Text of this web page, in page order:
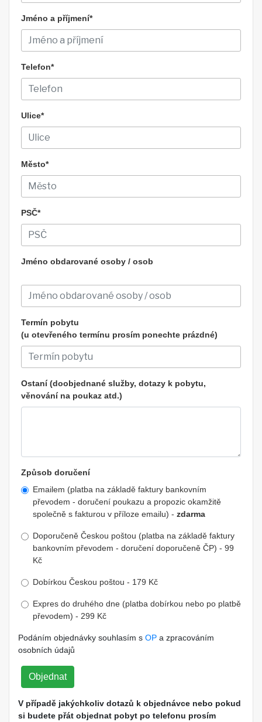
Jméno a příjmení*
Telefon*
Ulice*
Město*
PSČ*
Jméno obdarované osoby / osob
Termín pobytu
(u otevřeného termínu prosím ponechte prázdné)
Ostaní (doobjednané služby, dotazy k pobytu,
věnování na poukaz atd.)
Způsob doručení
Emailem (platba na základě faktury bankovním
převodem - doručení poukazu a propozic okamžitě
společně s fakturou v příloze emailu) - zdarma
Doporučeně Českou poštou (platba na základě faktury
bankovním převodem - doručení doporučeně ČP) - 99
Kč
Dobírkou Českou poštou - 179 Kč
Expres do druhého dne (platba dobírkou nebo po platbě
převodem) - 299 Kč
Podáním objednávky souhlasím s OP a zpracováním
osobních údajů
Objednat
V případě jakýchkoliv dotazů k objednávce nebo pokud
si budete přát objednat pobyt po telefonu prosím